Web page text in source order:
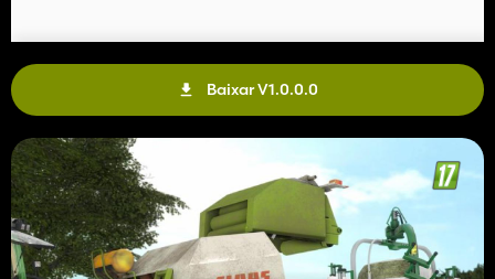
Baixar V1.0.0.0